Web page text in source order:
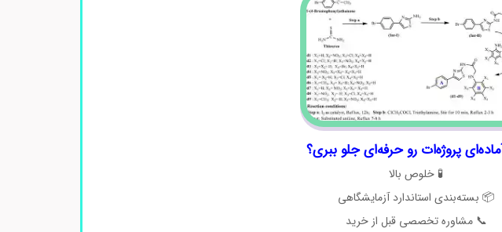
پروژه‌ات رو حرفه‌ای جلو ببری؟
🧪 خلوص بالا
📦 بسته‌بندی استاندارد آزمایشگاهی
📞 مشاوره تخصصی قبل از خرید